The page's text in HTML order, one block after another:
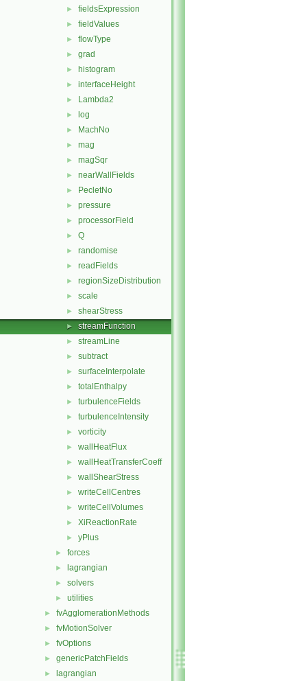
► fieldsExpression
► fieldValues
► flowType
► grad
► histogram
► interfaceHeight
► Lambda2
► log
► MachNo
► mag
► magSqr
► nearWallFields
► PecletNo
► pressure
► processorField
► Q
► randomise
► readFields
► regionSizeDistribution
► scale
► shearStress
► streamFunction
► streamLine
► subtract
► surfaceInterpolate
► totalEnthalpy
► turbulenceFields
► turbulenceIntensity
► vorticity
► wallHeatFlux
► wallHeatTransferCoeff
► wallShearStress
► writeCellCentres
► writeCellVolumes
► XiReactionRate
► yPlus
► forces
► lagrangian
► solvers
► utilities
► fvAgglomerationMethods
► fvMotionSolver
► fvOptions
► genericPatchFields
► lagrangian